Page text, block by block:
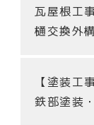
瓦屋根工
樋交換外
【塗装工
鉄部塗装